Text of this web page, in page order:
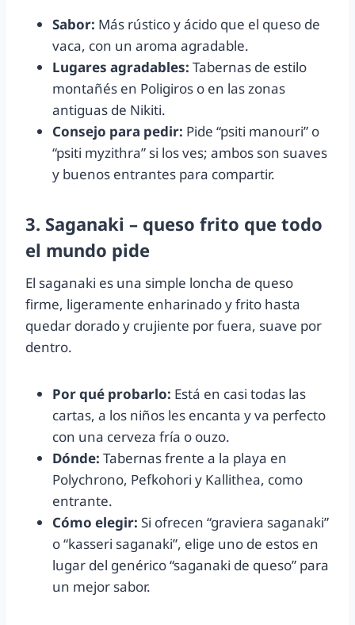
Sabor: Más rústico y ácido que el queso de
vaca, con un aroma agradable.
Lugares agradables: Tabernas de estilo
montañés en Poligiros o en las zonas
antiguas de Nikiti.
Consejo para pedir: Pide “psiti manouri” o
“psiti myzithra” si los ves; ambos son suaves
y buenos entrantes para compartir.
3. Saganaki – queso frito que todo
el mundo pide
El saganaki es una simple loncha de queso
firme, ligeramente enharinado y frito hasta
quedar dorado y crujiente por fuera, suave por
dentro.
Por qué probarlo: Está en casi todas las
cartas, a los niños les encanta y va perfecto
con una cerveza fría o ouzo.
Dónde: Tabernas frente a la playa en
Polychrono, Pefkohori y Kallithea, como
entrante.
Cómo elegir: Si ofrecen “graviera saganaki”
o “kasseri saganaki”, elige uno de estos en
lugar del genérico “saganaki de queso” para
un mejor sabor.